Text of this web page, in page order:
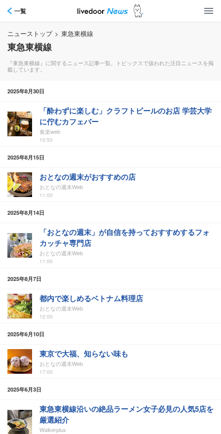
一覧
ニューストップ > 東急東横線
東急東横線
『東急東横線』に関するニュース記事一覧。トピックスで扱われた注目ニュースを掲
載しています。
2025年8月30日
「酔わずに楽しむ」クラフトビールのお店 学芸大学
に佇むカフェバー
食楽web
10:50
2025年8月15日
おとなの週末がおすすめの店
おとなの週末Web
11:00
2025年8月14日
「おとなの週末」が自信を持っておすすめするフォ
カッチャ専門店
おとなの週末Web
11:00
2025年8月7日
都内で楽しめるベトナム料理店
おとなの週末Web
12:00
2025年6月10日
東京で大福、知らない味も
おとなの週末Web
17:00
2025年6月3日
東急東横線沿いの絶品ラーメン女子必見の人気5店を
厳選紹介
Walkerplus